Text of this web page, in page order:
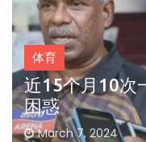
体育
近15个月10次
困惑
March 7, 2024